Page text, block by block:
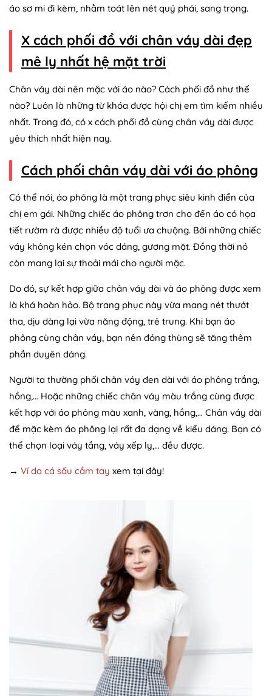
áo sơ mi đi kèm, nhằm toát lên nét quý phái, sang trọng.
X cách phối đồ với chân váy dài đẹp
mê ly nhất hệ mặt trời
Chân váy dài nên mặc với áo nào? Cách phối đồ như thế
nào? Luôn là những từ khóa được hội chị em tìm kiếm nhiều
nhất. Trong đó, có x cách phối đồ cùng chân váy dài được
yêu thích nhất hiện nay.
Cách phối chân váy dài với áo phông
Có thể nói, áo phông là một trang phục siêu kinh điển của
chị em gái. Những chiếc áo phông trơn cho đến áo có họa
tiết rườm rà được nhiều độ tuổi ưa chuộng. Bởi những chiếc
váy không kén chọn vóc dáng, gương mặt. Đồng thời nó
còn mang lại sự thoải mái cho người mặc.
Do đó, sự kết hợp giữa chân váy dài và áo phông được xem
là khá hoàn hảo. Bộ trang phục này vừa mang nét thướt
tha, dịu dàng lại vừa năng động, trẻ trung. Khi bạn áo
phông cùng chân váy, bạn nên đóng thùng sẽ tăng thêm
phần duyên dáng.
Người ta thường phối chân váy đen dài với áo phông trắng,
hồng,… Hoặc những chiếc chân váy màu trắng cùng được
kết hợp với áo phông màu xanh, vàng, hồng,… Chân váy dài
để mặc kèm áo phông lại rất đa dạng về kiểu dáng. Bạn có
thể chọn loại váy tầng, váy xếp ly,… đều được.
→ Ví da cá sấu cầm tay xem tại đây!